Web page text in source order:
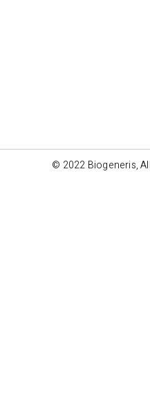
© 2022 Biogeneris,